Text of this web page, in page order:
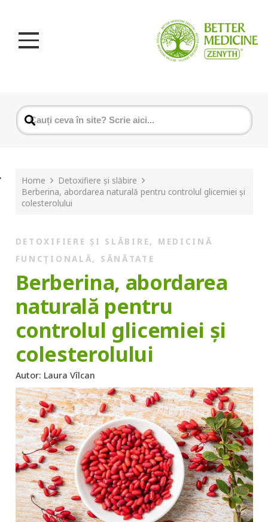
Home
Detoxifiere și slăbire
Berberina, abordarea naturală pentru controlul glicemiei și
colesterolului
DETOXIFIERE ȘI SLĂBIRE, MEDICINĂ
FUNCȚIONALĂ, SĂNĂTATE
Berberina, abordarea
naturală pentru
controlul glicemiei și
colesterolului
Autor: Laura Vîlcan